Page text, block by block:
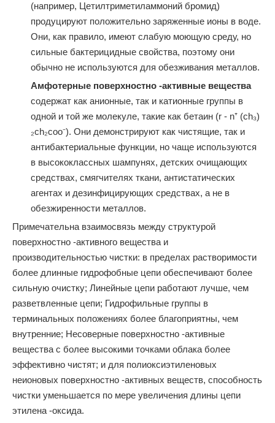
(например, Цетилтриметиламмоний бромид)
продуцируют положительно заряженные ионы в воде.
Они, как правило, имеют слабую моющую среду, но
сильные бактерицидные свойства, поэтому они
обычно не используются для обезживания металлов.
Амфотерные поверхностно -активные вещества
содержат как анионные, так и катионные группы в
одной и той же молекуле, такие как бетаин (r - n⁺ (ch₃)
₂ch₂coo⁻). Они демонстрируют как чистящие, так и
антибактериальные функции, но чаще используются
в высококлассных шампунях, детских очищающих
средствах, смягчителях ткани, антистатических
агентах и ​​дезинфицирующих средствах, а не в
обезжиренности металлов.
Примечательна взаимосвязь между структурой
поверхностно -активного вещества и
производительностью чистки: в пределах растворимости
более длинные гидрофобные цепи обеспечивают более
сильную очистку; Линейные цепи работают лучше, чем
разветвленные цепи; Гидрофильные группы в
терминальных положениях более благоприятны, чем
внутренние; Несоверные поверхностно -активные
вещества с более высокими точками облака более
эффективно чистят; и для полиоксиэтиленовых
неионовых поверхностно -активных веществ, способность
чистки уменьшается по мере увеличения длины цепи
этилена -оксида.